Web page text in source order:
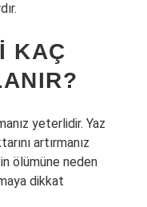
KAÇ
yeterlidir. Yaz
artırmanız
ölümüne neden
dikkat